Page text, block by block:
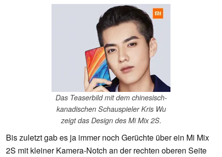
Das Teaserbild mit dem chinesisch-
kanadischen Schauspieler Kris Wu
zeigt das Design des Mi Mix 2S.
Bis zuletzt gab es ja immer noch Gerüchte über ein Mi Mix
2S mit kleiner Kamera-Notch an der rechten oberen Seite